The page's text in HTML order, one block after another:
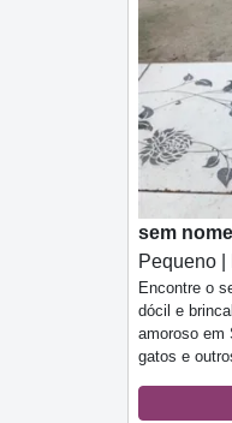
sem nome
Pequeno |
Encontre o
dócil e
amoroso em
gatos e